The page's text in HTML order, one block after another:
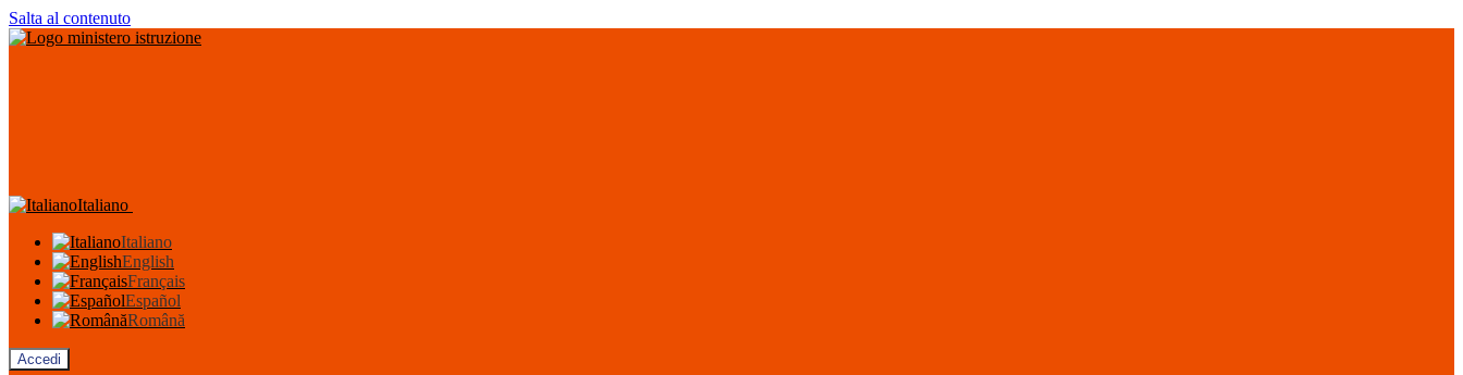
Salta al contenuto
Italiano
Italiano
English
Français
Español
Română
Accedi